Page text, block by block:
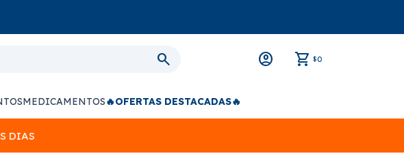
$0
MEDICAMENTOS🔥OFERTAS DESTACADAS🔥
DIAS